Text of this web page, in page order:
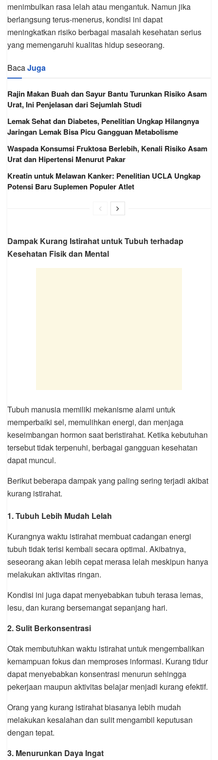
menimbulkan rasa lelah atau mengantuk. Namun jika
berlangsung terus-menerus, kondisi ini dapat
meningkatkan risiko berbagai masalah kesehatan serius
yang memengaruhi kualitas hidup seseorang.
BacaJuga
Rajin Makan Buah dan Sayur Bantu Turunkan Risiko Asam
Urat, Ini Penjelasan dari Sejumlah Studi
Lemak Sehat dan Diabetes, Penelitian Ungkap Hilangnya
Jaringan Lemak Bisa Picu Gangguan Metabolisme
Waspada Konsumsi Fruktosa Berlebih, Kenali Risiko Asam
Urat dan Hipertensi Menurut Pakar
Kreatin untuk Melawan Kanker: Penelitian UCLA Ungkap
Potensi Baru Suplemen Populer Atlet
Dampak Kurang Istirahat untuk Tubuh terhadap
Kesehatan Fisik dan Mental
Tubuh manusia memiliki mekanisme alami untuk
memperbaiki sel, memulihkan energi, dan menjaga
keseimbangan hormon saat beristirahat. Ketika kebutuhan
tersebut tidak terpenuhi, berbagai gangguan kesehatan
dapat muncul.
Berikut beberapa dampak yang paling sering terjadi akibat
kurang istirahat.
1. Tubuh Lebih Mudah Lelah
Kurangnya waktu istirahat membuat cadangan energi
tubuh tidak terisi kembali secara optimal. Akibatnya,
seseorang akan lebih cepat merasa lelah meskipun hanya
melakukan aktivitas ringan.
Kondisi ini juga dapat menyebabkan tubuh terasa lemas,
lesu, dan kurang bersemangat sepanjang hari.
2. Sulit Berkonsentrasi
Otak membutuhkan waktu istirahat untuk mengembalikan
kemampuan fokus dan memproses informasi. Kurang tidur
dapat menyebabkan konsentrasi menurun sehingga
pekerjaan maupun aktivitas belajar menjadi kurang efektif.
Orang yang kurang istirahat biasanya lebih mudah
melakukan kesalahan dan sulit mengambil keputusan
dengan tepat.
3. Menurunkan Daya Ingat